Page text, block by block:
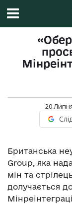
20
Британська
Group, яка
мін та
долучається